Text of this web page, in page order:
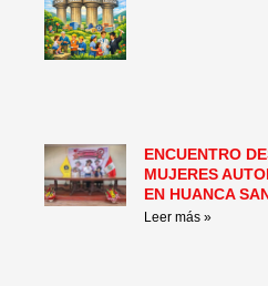
ENCUENTRO
MUJERES
EN HUANCA
Leer más »